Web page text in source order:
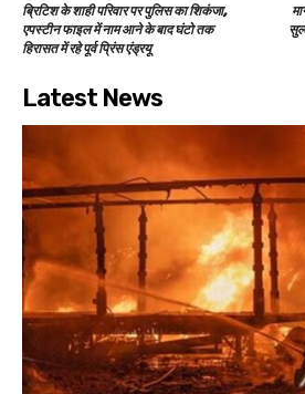
ब्रिटिश के शाही परिवार पर पुलिस का शिकंजा,
एपस्टीन फाइल में नाम आने के बाद घंटो तक
हिरासत में रहे पूर्व प्रिंस एंड्रयू
Latest News